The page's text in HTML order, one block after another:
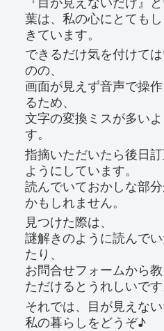
葉は、私の心にとても
きています。
できるだけ気を付けて
のの、
画面が見えず音声で操
るため、
文字の変換ミスが多い
す。
指摘いただいたら後日
ようにしています。
読んでいておかしな部
かもしれません。
見つけた際は、
謎解きのように読んで
たり、
お問合せフォームから
ただけるとうれしいです
それでは、目が見えな
私の暮らしをどうぞ♪